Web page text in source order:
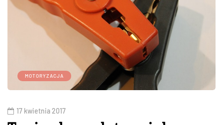
MOTORYZACJA
17 kwietnia 2017